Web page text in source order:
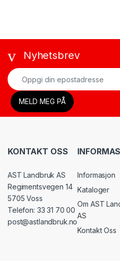
Nyhetsbrev
KONTAKT OSS
AST Landbruk AS
Regimentsvegen 14
5705 Voss
Telefon: 33 31 70 00
post@astlandbruk.no
Informasjon
Kataloger
Om AST
AS
Kontakt Oss